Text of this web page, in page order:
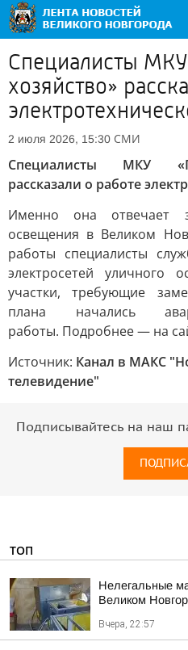
Специалисты
хозяйство»
2 июля 2026, 15:30 СМИ
Специалисты МКУ
рассказали о работе
Именно она отвечает
освещения в Великом
работы специалисты
электросетей уличного
участки, требующие
плана начались
работы. Подробнее — на
Источник: Канал в МАКС
телевидение"
Подписывайтесь на наш
ТОП
Нелегальные
Великом
Вчера, 22:57